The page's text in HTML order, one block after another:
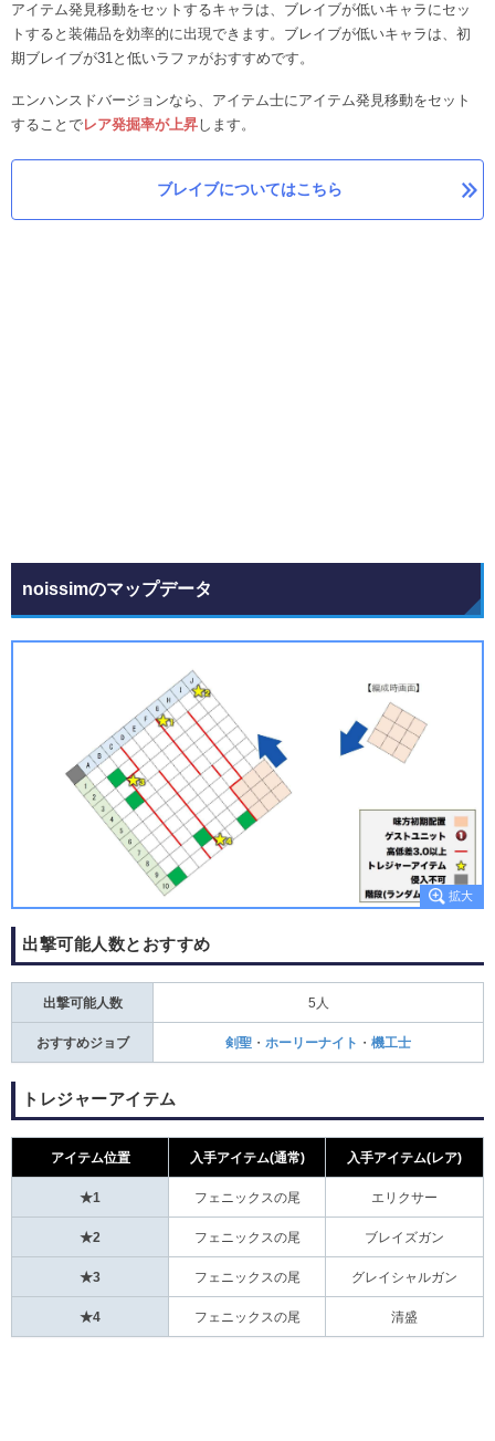
アイテム発見移動をセットするキャラは、ブレイブが低いキャラにセッ
トすると装備品を効率的に出現できます。ブレイブが低いキャラは、初
期ブレイブが31と低いラファがおすすめです。
エンハンスドバージョンなら、アイテム士にアイテム発見移動をセット
することでレア発掘率が上昇します。
ブレイブについてはこちら
noissimのマップデータ
出撃可能人数とおすすめ
出撃可能人数 5人
おすすめジョブ 剣聖 ・ ホーリーナイト ・ 機工士
トレジャーアイテム
アイテム位置 入手アイテム(通常) 入手アイテム(レア)
★1 フェニックスの尾 エリクサー
★2 フェニックスの尾 ブレイズガン
★3 フェニックスの尾 グレイシャルガン
★4 フェニックスの尾 清盛